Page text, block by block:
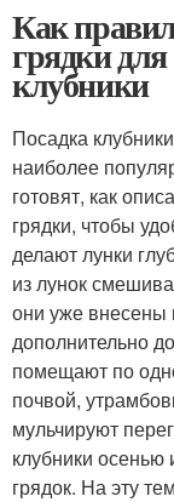
Как
грядки
клубники
Посадка
наиболее
готовят, как
грядки, чтобы
делают лунки
из лунок
они уже внесены
дополнительно
помещают по
почвой,
мульчируют
клубники осенью
грядок. На эту